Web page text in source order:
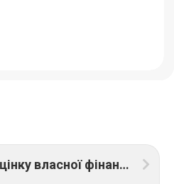
Бізнес покращив оцінку власної фінансової стійкості, — Європейська Бізнес Асоціація